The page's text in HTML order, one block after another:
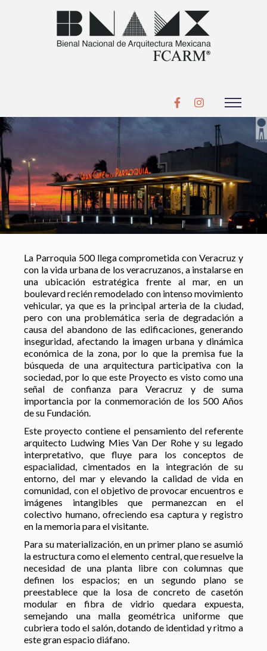
La Parroquia 500 llega comprometida con Veracruz y
con la vida urbana de los veracruzanos, a instalarse en
una ubicación estratégica frente al mar, en un
boulevard recién remodelado con intenso movimiento
vehicular, ya que es la principal arteria de la ciudad,
pero con una problemática seria de degradación a
causa del abandono de las edificaciones, generando
inseguridad, afectando la imagen urbana y dinámica
económica de la zona, por lo que la premisa fue la
búsqueda de una arquitectura participativa con la
sociedad, por lo que este Proyecto es visto como una
señal de confianza para Veracruz y de suma
importancia por la conmemoración de los 500 Años
de su Fundación.
Este proyecto contiene el pensamiento del referente
arquitecto Ludwing Mies Van Der Rohe y su legado
interpretativo, que fluye para los conceptos de
espacialidad, cimentados en la integración de su
entorno, del mar y elevando la calidad de vida en
comunidad, con el objetivo de provocar encuentros e
imágenes intangibles que permanezcan en el
colectivo humano, ofreciendo esa captura y registro
en la memoria para el visitante.
Para su materialización, en un primer plano se asumió
la estructura como el elemento central, que resuelve la
necesidad de una planta libre con columnas que
definen los espacios; en un segundo plano se
preestablece que la losa de concreto de casetón
modular en fibra de vidrio quedara expuesta,
semejando una malla geométrica uniforme que
cubriera todo el salón, dotando de identidad y ritmo a
este gran espacio diáfano.